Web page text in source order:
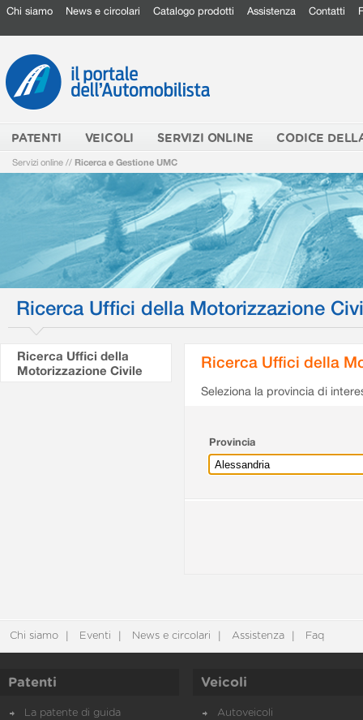
Chi siamo News e circolari Catalogo prodotti Assistenza Contatti
PATENTI VEICOLI SERVIZI ONLINE CODICE
Servizi online // Ricerca e Gestione UMC
Ricerca Uffici della Motorizzazione
Ricerca Uffici della
Motorizzazione Civile
Ricerca Uffici della
Seleziona la provincia di
Provincia
Chi siamo Eventi News e circolari Assistenza Faq
Patenti
La patente di guida
Veicoli
Autoveicoli